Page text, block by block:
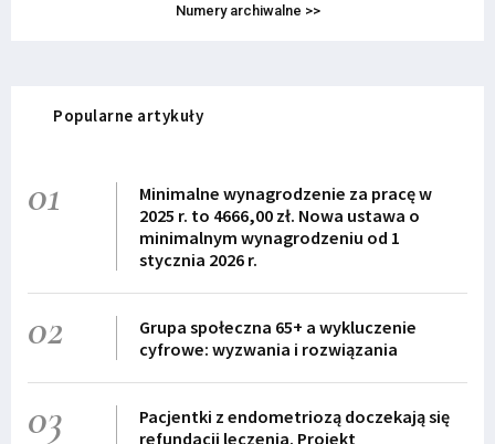
Numery archiwalne >>
Popularne artykuły
01
Minimalne wynagrodzenie za pracę w
2025 r. to 4666,00 zł. Nowa ustawa o
minimalnym wynagrodzeniu od 1
stycznia 2026 r.
02
Grupa społeczna 65+ a wykluczenie
cyfrowe: wyzwania i rozwiązania
03
Pacjentki z endometriozą doczekają się
refundacji leczenia. Projekt